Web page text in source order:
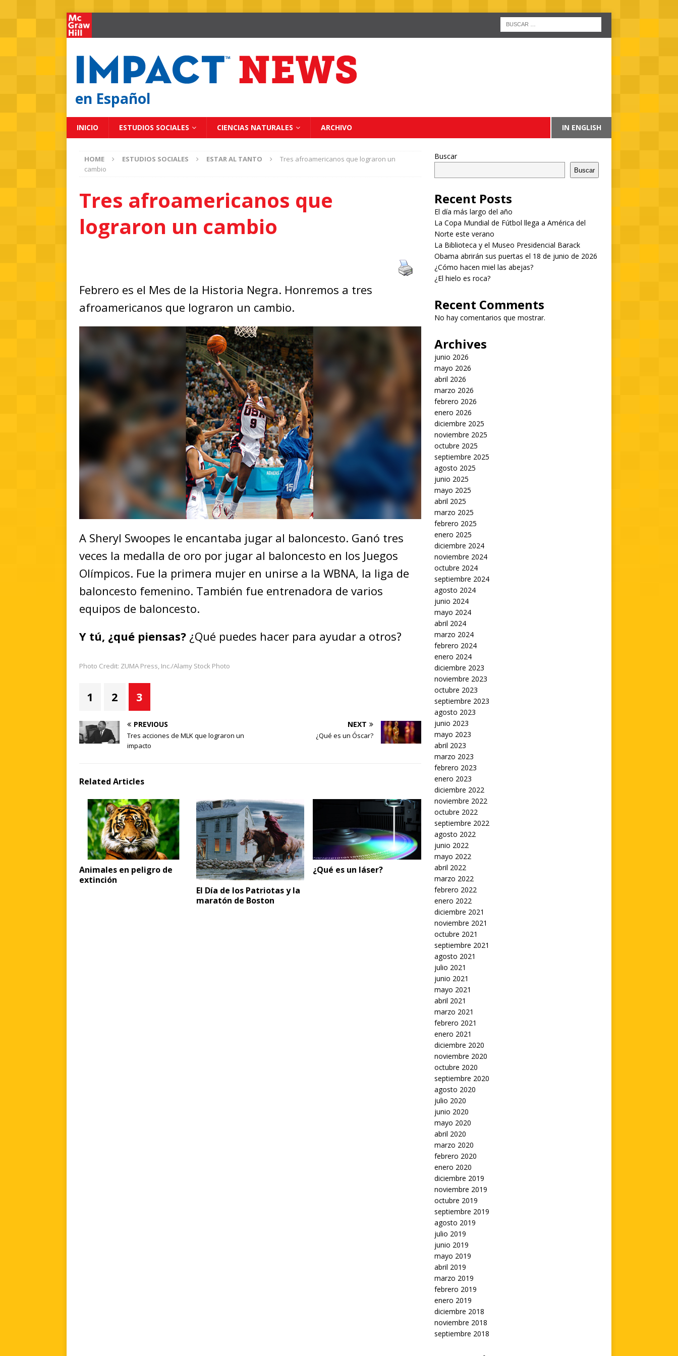
en Español
INICIO ESTUDIOS SOCIALES CIENCIAS NATURALES ARCHIVO IN ENGLISH
HOME ESTUDIOS SOCIALES ESTAR AL TANTO
Tres afroamericanos que lograron un
cambio
Tres afroamericanos que
lograron un cambio
Febrero es el Mes de la Historia Negra. Honremos a tres
afroamericanos que lograron un cambio.
A Sheryl Swoopes le encantaba jugar al baloncesto. Ganó tres
veces la medalla de oro por jugar al baloncesto en los Juegos
Olímpicos. Fue la primera mujer en unirse a la WBNA, la liga de
baloncesto femenino. También fue entrenadora de varios
equipos de baloncesto.
Y tú, ¿qué piensas? ¿Qué puedes hacer para ayudar a otros?
Photo Credit: ZUMA Press, Inc./Alamy Stock Photo
1 2 3
PREVIOUS
Tres acciones de MLK que lograron un
impacto
NEXT
¿Qué es un Óscar?
Related Articles
Animales en peligro de
extinción
El Día de los Patriotas y la
maratón de Boston
¿Qué es un láser?
Buscar
Buscar
Recent Posts
El día más largo del año
La Copa Mundial de Fútbol llega a América del
Norte este verano
La Biblioteca y el Museo Presidencial Barack
Obama abrirán sus puertas el 18 de junio de 2026
¿Cómo hacen miel las abejas?
¿El hielo es roca?
Recent Comments
No hay comentarios que mostrar.
Archives
junio 2026
mayo 2026
abril 2026
marzo 2026
febrero 2026
enero 2026
diciembre 2025
noviembre 2025
octubre 2025
septiembre 2025
agosto 2025
junio 2025
mayo 2025
abril 2025
marzo 2025
febrero 2025
enero 2025
diciembre 2024
noviembre 2024
octubre 2024
septiembre 2024
agosto 2024
junio 2024
mayo 2024
abril 2024
marzo 2024
febrero 2024
enero 2024
diciembre 2023
noviembre 2023
octubre 2023
septiembre 2023
agosto 2023
junio 2023
mayo 2023
abril 2023
marzo 2023
febrero 2023
enero 2023
diciembre 2022
noviembre 2022
octubre 2022
septiembre 2022
agosto 2022
junio 2022
mayo 2022
abril 2022
marzo 2022
febrero 2022
enero 2022
diciembre 2021
noviembre 2021
octubre 2021
septiembre 2021
agosto 2021
julio 2021
junio 2021
mayo 2021
abril 2021
marzo 2021
febrero 2021
enero 2021
diciembre 2020
noviembre 2020
octubre 2020
septiembre 2020
agosto 2020
julio 2020
junio 2020
mayo 2020
abril 2020
marzo 2020
febrero 2020
enero 2020
diciembre 2019
noviembre 2019
octubre 2019
septiembre 2019
agosto 2019
julio 2019
junio 2019
mayo 2019
abril 2019
marzo 2019
febrero 2019
enero 2019
diciembre 2018
noviembre 2018
septiembre 2018